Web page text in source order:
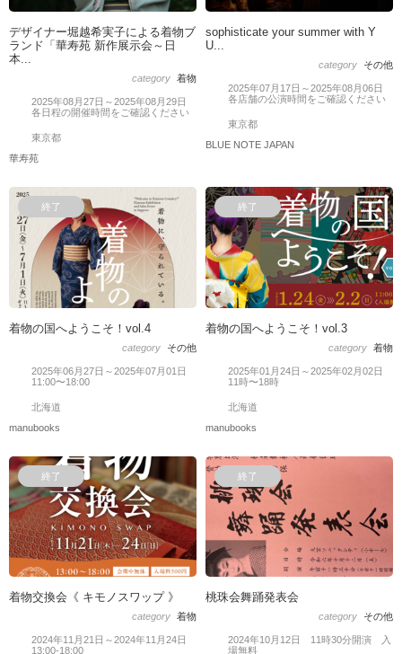
デザイナー堀越希実子による着物ブ
ランド「華寿苑 新作展示会～日
本...
category 着物
2025年08月27日～2025年08月29日
各日程の開催時間をご確認ください
東京都
華寿苑
sophisticate your summer with Y
U...
category その他
2025年07月17日～2025年08月06日
各店舗の公演時間をご確認ください
東京都
BLUE NOTE JAPAN
終了
着物の国へようこそ！vol.4
category その他
2025年06月27日～2025年07月01日
11:00〜18:00
北海道
manubooks
終了
着物の国へようこそ！vol.3
category 着物
2025年01月24日～2025年02月02日
11時〜18時
北海道
manubooks
終了
着物交換会《 キモノスワップ 》
category 着物
2024年11月21日～2024年11月24日
13:00-18:00
終了
桃珠会舞踊発表会
category その他
2024年10月12日 11時30分開演 入
場無料